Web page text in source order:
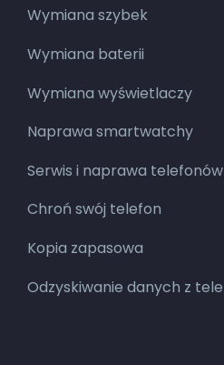
Wymiana szybek
Wymiana baterii
Wymiana wyświetlaczy
Naprawa smartwatchy
Serwis i naprawa
Chroń swój telefon
Kopia zapasowa
Odzyskiwanie danych z